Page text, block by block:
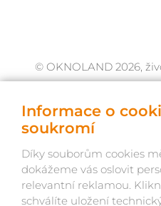
© OKNOLAND 2026,
Informace o
soukromí
Díky souborům cookies
dokážeme vás oslovit
relevantní reklamou.
schválíte uložení